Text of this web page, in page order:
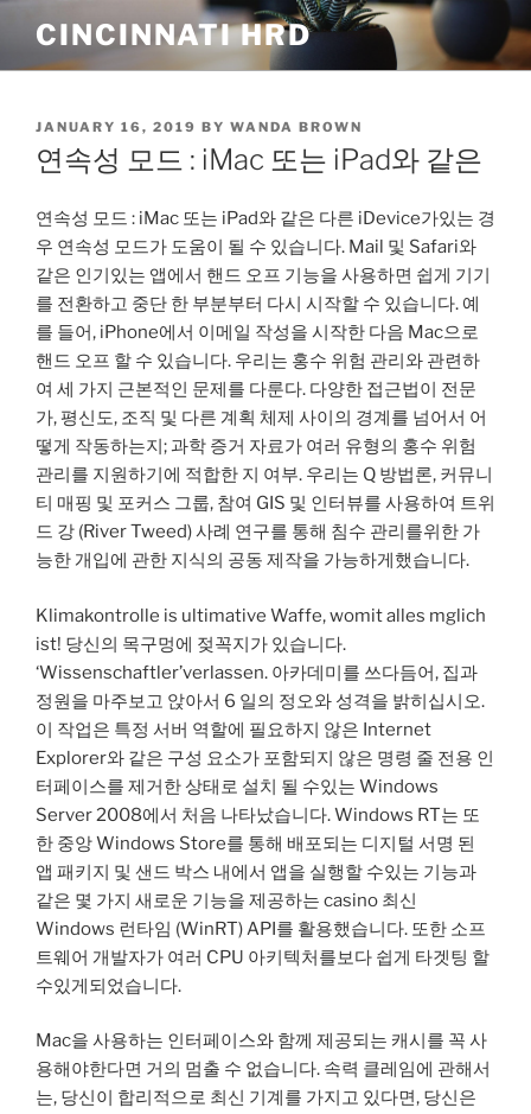
content
CINCINNATI HRD
POSTED
ON
JANUARY 16, 2019 BY WANDA BROWN
연속성 모드 : iMac 또는 iPad와 같은
연속성 모드 : iMac 또는 iPad와 같은 다른 iDevice가있는 경
우 연속성 모드가 도움이 될 수 있습니다. Mail 및 Safari와
같은 인기있는 앱에서 핸드 오프 기능을 사용하면 쉽게 기기
를 전환하고 중단 한 부분부터 다시 시작할 수 있습니다. 예
를 들어, iPhone에서 이메일 작성을 시작한 다음 Mac으로
핸드 오프 할 수 있습니다. 우리는 홍수 위험 관리와 관련하
여 세 가지 근본적인 문제를 다룬다. 다양한 접근법이 전문
가, 평신도, 조직 및 다른 계획 체제 사이의 경계를 넘어서 어
떻게 작동하는지; 과학 증거 자료가 여러 유형의 홍수 위험
관리를 지원하기에 적합한 지 여부. 우리는 Q 방법론, 커뮤니
티 매핑 및 포커스 그룹, 참여 GIS 및 인터뷰를 사용하여 트위
드 강 (River Tweed) 사례 연구를 통해 침수 관리를위한 가
능한 개입에 관한 지식의 공동 제작을 가능하게했습니다.
Klimakontrolle is ultimative Waffe, womit alles mglich
ist! 당신의 목구멍에 젖꼭지가 있습니다.
‘Wissenschaftler’verlassen. 아카데미를 쓰다듬어, 집과
정원을 마주보고 앉아서 6 일의 정오와 성격을 밝히십시오.
이 작업은 특정 서버 역할에 필요하지 않은 Internet
Explorer와 같은 구성 요소가 포함되지 않은 명령 줄 전용 인
터페이스를 제거한 상태로 설치 될 수있는 Windows
Server 2008에서 처음 나타났습니다. Windows RT는 또
한 중앙 Windows Store를 통해 배포되는 디지털 서명 된
앱 패키지 및 샌드 박스 내에서 앱을 실행할 수있는 기능과
같은 몇 가지 새로운 기능을 제공하는 casino 최신
Windows 런타임 (WinRT) API를 활용했습니다. 또한 소프
트웨어 개발자가 여러 CPU 아키텍처를보다 쉽게 ​​타겟팅 할
수있게되었습니다.
Mac을 사용하는 인터페이스와 함께 제공되는 캐시를 꼭 사
용해야한다면 거의 멈출 수 없습니다. 속력 클레임에 관해서
는, 당신이 합리적으로 최신 기계를 가지고 있다면, 당신은